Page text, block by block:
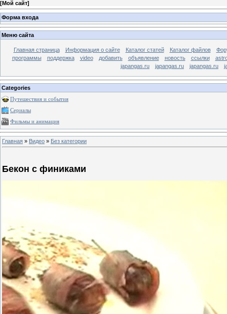
[Мой сайт]
Форма входа
Меню сайта
Главная страница Информация о сайте Каталог статей Каталог файлов
программы
поддержка video добавить объявление новость ссылки
japangas.ru
japangas.ru japangas.ru
Categories
Путешествия и события
Сериалы
Фильмы и анимация
Главная » Видео » Без категории
Бекон с финиками